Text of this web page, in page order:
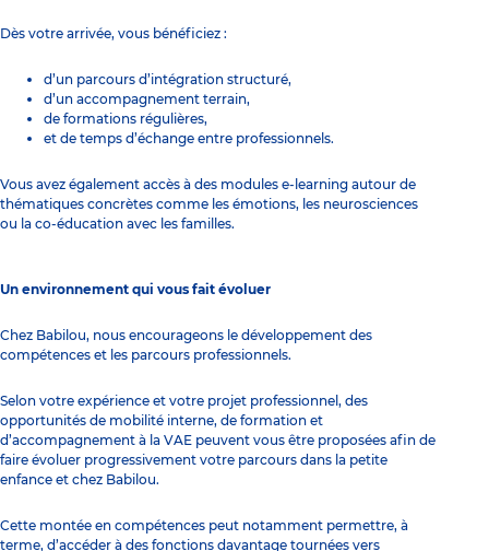
Dès votre arrivée, vous bénéficiez :
d’un parcours d’intégration structuré,
d’un accompagnement terrain,
de formations régulières,
et de temps d’échange entre professionnels.
Vous avez également accès à des modules e-learning autour de
thématiques concrètes comme les émotions, les neurosciences
ou la co-éducation avec les familles.
Un environnement qui vous fait évoluer
Chez Babilou, nous encourageons le développement des
compétences et les parcours professionnels.
Selon votre expérience et votre projet professionnel, des
opportunités de mobilité interne, de formation et
d’accompagnement à la VAE peuvent vous être proposées afin de
faire évoluer progressivement votre parcours dans la petite
enfance et chez Babilou.
Cette montée en compétences peut notamment permettre, à
terme, d’accéder à des fonctions davantage tournées vers